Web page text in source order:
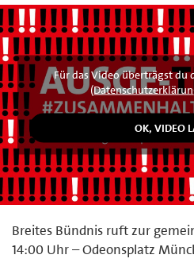
Für das Video überträgst du
(
Breites Bündnis ruft zur
14:00 Uhr – Odeonsplatz